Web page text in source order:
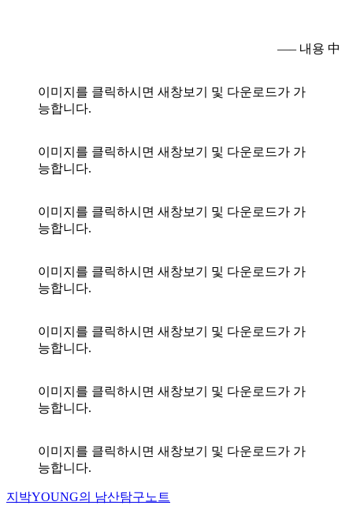
—– 내용 中
이미지를 클릭하시면 새창보기 및 다운로드가 가
능합니다.
이미지를 클릭하시면 새창보기 및 다운로드가 가
능합니다.
이미지를 클릭하시면 새창보기 및 다운로드가 가
능합니다.
이미지를 클릭하시면 새창보기 및 다운로드가 가
능합니다.
이미지를 클릭하시면 새창보기 및 다운로드가 가
능합니다.
이미지를 클릭하시면 새창보기 및 다운로드가 가
능합니다.
이미지를 클릭하시면 새창보기 및 다운로드가 가
능합니다.
지박YOUNG의 남산탐구노트